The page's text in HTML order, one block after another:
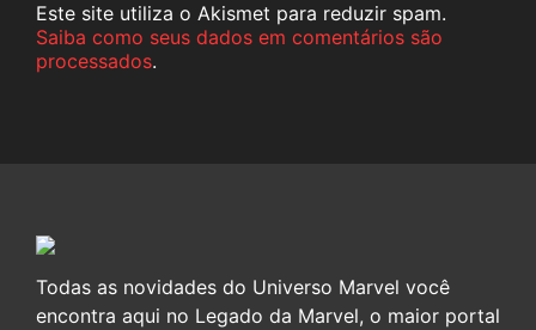
Este site utiliza o Akismet para reduzir spam.
Saiba como seus dados em comentários são
processados.
Todas as novidades do Universo Marvel você
encontra aqui no Legado da Marvel, o maior portal